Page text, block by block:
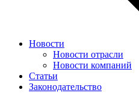
Новости
Новости отрасли
Новости компаний
Статьи
Законодательство